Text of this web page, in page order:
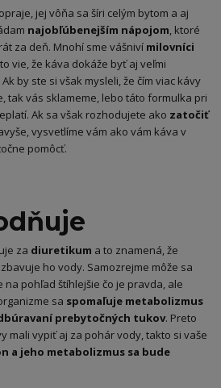
jej vôňa sa šíri celým bytom a aj
najobľúbenejším nápojom, ktoré
za deň. Mnohí sme vášniví milovníci
vie, že káva dokáže byť aj veľmi
Ak by ste si však mysleli, že čím viac kávy
tak vás sklameme, lebo táto formulka pri
Ak sa však rozhodujete ako zatočiť
vysvetlíme vám ako vám káva v
pomôcť.
za diuretikum a to znamená, že
ho vody. Samozrejme môže sa
pohľad štíhlejšie čo je pravda, ale
sa spomaľuje metabolizmus
prebytočných tukov. Preto
mali vypiť aj za pohár vody, takto si vaše
a jeho metabolizmus sa bude